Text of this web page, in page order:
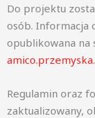
Do projektu
osób. Informacja
opublikowana
Regulamin oraz
zaktualizowany,